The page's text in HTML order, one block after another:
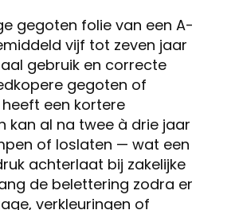
gegoten folie van een A-
vijf tot zeven jaar
gebruik en correcte
gegoten of
een kortere
kan al na twee à drie jaar
of loslaten — wat een
achterlaat bij zakelijke
de belettering zodra er
verkleuringen of